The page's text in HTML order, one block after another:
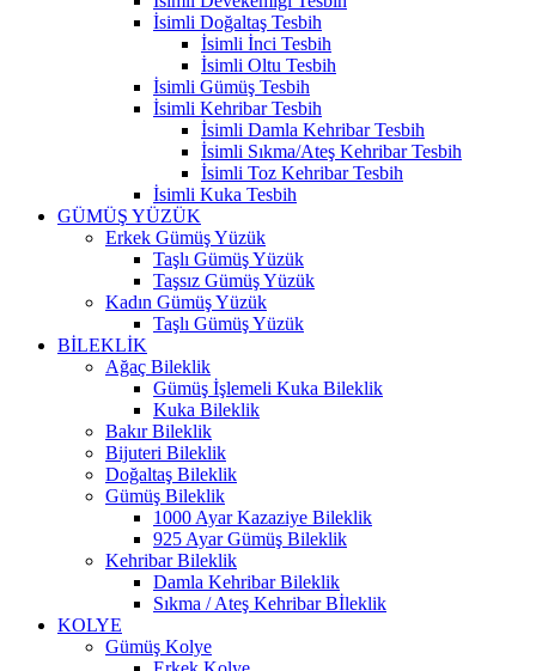
İsimli Doğaltaş Tesbih
İsimli İnci Tesbih
İsimli Oltu Tesbih
İsimli Gümüş Tesbih
İsimli Kehribar Tesbih
İsimli Damla Kehribar Tesbih
İsimli Sıkma/Ateş Kehribar Tesbih
İsimli Toz Kehribar Tesbih
İsimli Kuka Tesbih
GÜMÜŞ YÜZÜK
Erkek Gümüş Yüzük
Taşlı Gümüş Yüzük
Taşsız Gümüş Yüzük
Kadın Gümüş Yüzük
Taşlı Gümüş Yüzük
BİLEKLİK
Ağaç Bileklik
Gümüş İşlemeli Kuka Bileklik
Kuka Bileklik
Bakır Bileklik
Bijuteri Bileklik
Doğaltaş Bileklik
Gümüş Bileklik
1000 Ayar Kazaziye Bileklik
925 Ayar Gümüş Bileklik
Kehribar Bileklik
Damla Kehribar Bileklik
Sıkma / Ateş Kehribar Bİleklik
KOLYE
Gümüş Kolye